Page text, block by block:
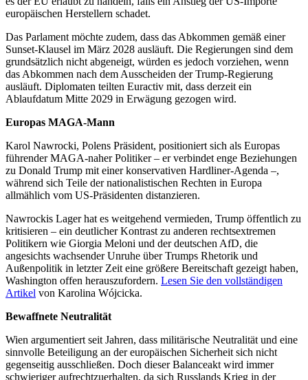
europäischen Herstellern schadet.
Das Parlament möchte zudem, dass das Abkommen gemäß einer
Sunset-Klausel im März 2028 ausläuft. Die Regierungen sind dem
grundsätzlich nicht abgeneigt, würden es jedoch vorziehen, wenn
das Abkommen nach dem Ausscheiden der Trump-Regierung
ausläuft. Diplomaten teilten Euractiv mit, dass derzeit ein
Ablaufdatum Mitte 2029 in Erwägung gezogen wird.
Europas MAGA-Mann
Karol Nawrocki, Polens Präsident, positioniert sich als Europas
führender MAGA-naher Politiker – er verbindet enge Beziehungen
zu Donald Trump mit einer konservativen Hardliner-Agenda –,
während sich Teile der nationalistischen Rechten in Europa
allmählich vom US-Präsidenten distanzieren.
Nawrockis Lager hat es weitgehend vermieden, Trump öffentlich zu
kritisieren – ein deutlicher Kontrast zu anderen rechtsextremen
Politikern wie Giorgia Meloni und der deutschen AfD, die
angesichts wachsender Unruhe über Trumps Rhetorik und
Außenpolitik in letzter Zeit eine größere Bereitschaft gezeigt haben,
Washington offen herauszufordern. Lesen Sie den vollständigen
Artikel von Karolina Wójcicka.
Bewaffnete Neutralität
Wien argumentiert seit Jahren, dass militärische Neutralität und eine
sinnvolle Beteiligung an der europäischen Sicherheit sich nicht
gegenseitig ausschließen. Doch dieser Balanceakt wird immer
schwieriger aufrechtzuerhalten, da sich Russlands Krieg in der